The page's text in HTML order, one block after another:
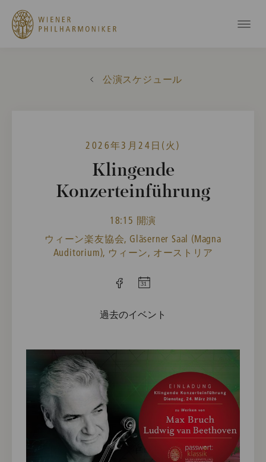
公演スケジュール
2026年3月24日(火)
Klingende
Konzerteinführung
18:15 開演
ウィーン楽友協会, Gläserner Saal (Magna
Auditorium), ウィーン, オーストリア
過去のイベント